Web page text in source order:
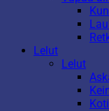
Lelut
Lelut